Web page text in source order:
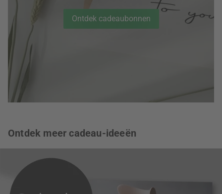
Ontdek cadeaubonnen
Ontdek meer cadeau-ideeën